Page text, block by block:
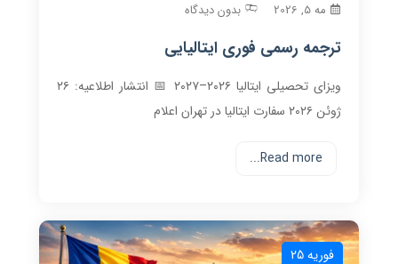
مه 5, 2026 بدون دیدگاه
ترجمه رسمی فوری ایتالیایی
ویزای تحصیلی ایتالیا ۲۰۲۶–۲۰۲۷ 📅 انتشار اطلاعیه: ۲۶
ژوئن ۲۰۲۶ سفارت ایتالیا در تهران اعلام
Read more...
فوریه 25